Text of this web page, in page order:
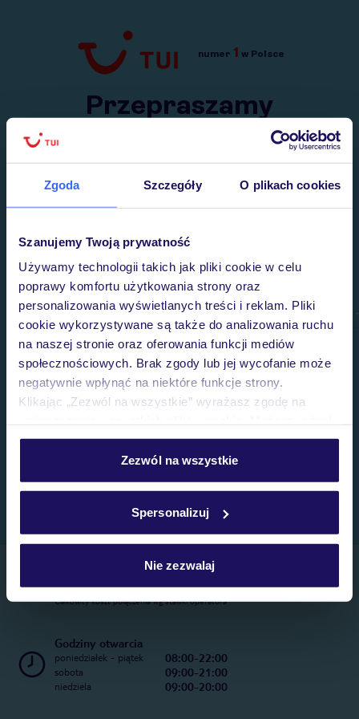
Zgoda Szczegóły O plikach cookies
Szanujemy Twoją prywatność
Używamy technologii takich jak pliki cookie w celu
poprawy komfortu użytkowania strony oraz
personalizowania wyświetlanych treści i reklam. Pliki
cookie wykorzystywane są także do analizowania ruchu
na naszej stronie oraz oferowania funkcji mediów
społecznościowych. Brak zgody lub jej wycofanie może
negatywnie wpłynąć na niektóre funkcje strony.
Klikając „Zezwól na wszystkie” wyrażasz zgodę na
personalizować swój wybór wchodząc w zakładkę
Szczegółowe informacje o plikach cookie znajdziesz
Zezwól na wszystkie
Spersonalizuj
Nie zezwalaj
Przejdź do TUI.pl
numer 1 w Polsce
Przepraszamy
Wysłaliśmy nasz serwis na krótkie wakacje.
Telefoniczne Centrum Rezerwacji
22 270 31 20
Całkowity koszt połączenia wg stawki operatora
Godziny otwarcia
poniedziałek - piątek 08:00-22:00
sobota 09:00-21:00
niedziela 09:00-20:00